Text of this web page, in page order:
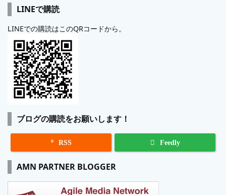
LINEで購読
LINEでの購読はこのQRコードから。
ブログの購読をお願いします！
 RSS Feedly
AMN PARTNER BLOGGER